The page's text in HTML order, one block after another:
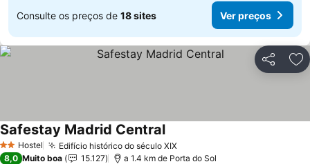
Consulte os preços de 18 sites Ver preços
Partilhar
2 Estrelas
Hostel Edifício histórico do século XIX
Safestay Madrid Central
8,0 Muito boa 15.127 a 1.4 km de Porta do Sol